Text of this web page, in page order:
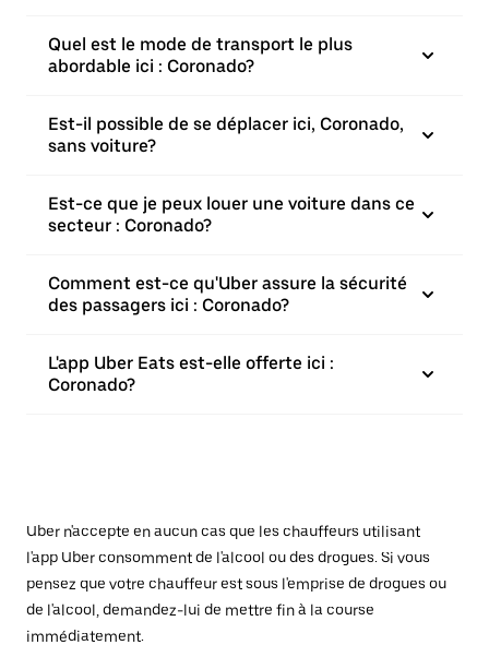
Quel est le mode de transport le plus
abordable ici : Coronado?
Est-il possible de se déplacer ici, Coronado,
sans voiture?
Est-ce que je peux louer une voiture dans ce
secteur : Coronado?
Comment est-ce qu'Uber assure la sécurité
des passagers ici : Coronado?
L'app Uber Eats est-elle offerte ici :
Coronado?
Uber n'accepte en aucun cas que les chauffeurs utilisant
l'app Uber consomment de l'alcool ou des drogues. Si vous
pensez que votre chauffeur est sous l'emprise de drogues ou
de l'alcool, demandez-lui de mettre fin à la course
immédiatement.